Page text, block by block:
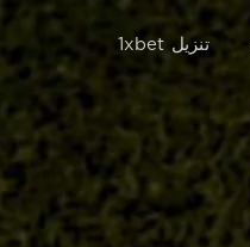
تنزيل 1xbet